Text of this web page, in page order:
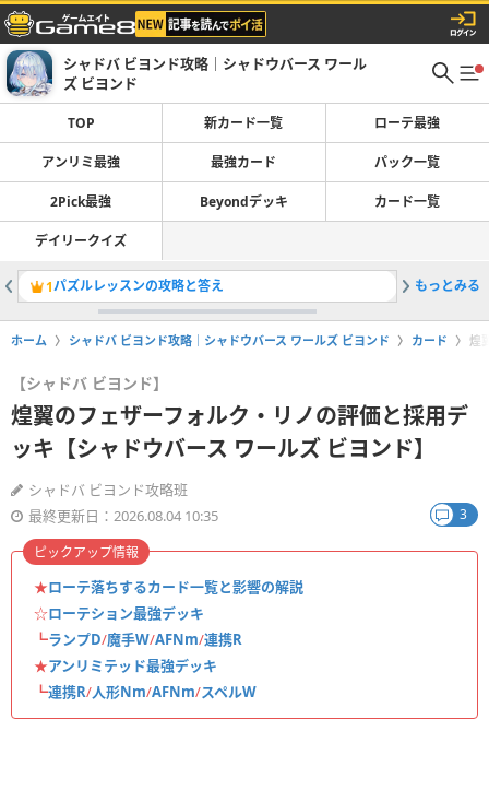
シャドバ ビヨンド攻略｜シャドウバース ワール
ズ ビヨンド
TOP 新カード一覧 ローテ最強
アンリミ最強 最強カード パック一覧
2Pick最強 Beyondデッキ カード一覧
デイリークイズ
1パズルレッスンの攻略と答え 2ローテ
もっとみる
ホーム シャドバ ビヨンド攻略｜シャドウバース ワールズ ビヨンド カード 煌
【シャドバ ビヨンド】
煌翼のフェザーフォルク・リノの評価と採用デ
ッキ【シャドウバース ワールズ ビヨンド】
シャドバ ビヨンド攻略班
最終更新日：2026.08.04 10:35
3
★ローテ落ちするカード一覧と影響の解説
☆ローテション最強デッキ
┗ランプD/魔手W/AFNm/連携R
★アンリミテッド最強デッキ
┗連携R/人形Nm/AFNm/スペルW
ピックアップ情報